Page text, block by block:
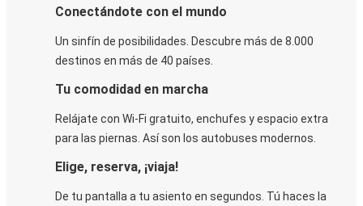
Conectándote con el mundo
Un sinfín de posibilidades. Descubre más de 8.000
destinos en más de 40 países.
Tu comodidad en marcha
Relájate con Wi-Fi gratuito, enchufes y espacio extra
para las piernas. Así son los autobuses modernos.
Elige, reserva, ¡viaja!
De tu pantalla a tu asiento en segundos. Tú haces la